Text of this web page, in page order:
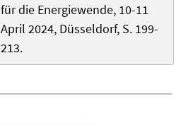
für die Energiewende, 10-11
April 2024, Düsseldorf, S. 199-
213.